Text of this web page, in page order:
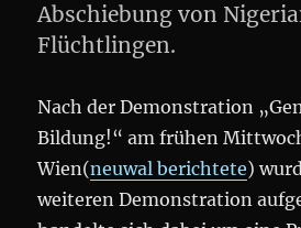
Abschiebung von
Flüchtlingen.
Nach der Demonstration
Bildung!“ am frühen
Wien(neuwal berichtete)
weiteren Demonstration